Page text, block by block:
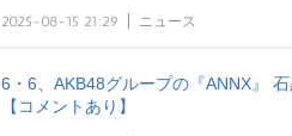
2025-08-15 21:29 ニュース
6・6、AKB48グループの『ANNX』
【コメントあり】